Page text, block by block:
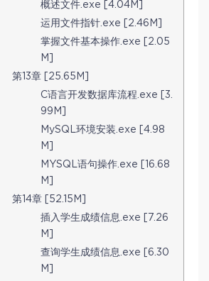
概述文件.exe [4.04M]
运用文件指针.exe [2.46M]
掌握文件基本操作.exe [2.05
M]
第13章 [25.65M]
C语言开发数据库流程.exe [3.
99M]
MySQL环境安装.exe [4.98
M]
MYSQL语句操作.exe [16.68
M]
第14章 [52.15M]
插入学生成绩信息.exe [7.26
M]
查询学生成绩信息.exe [6.30
M]